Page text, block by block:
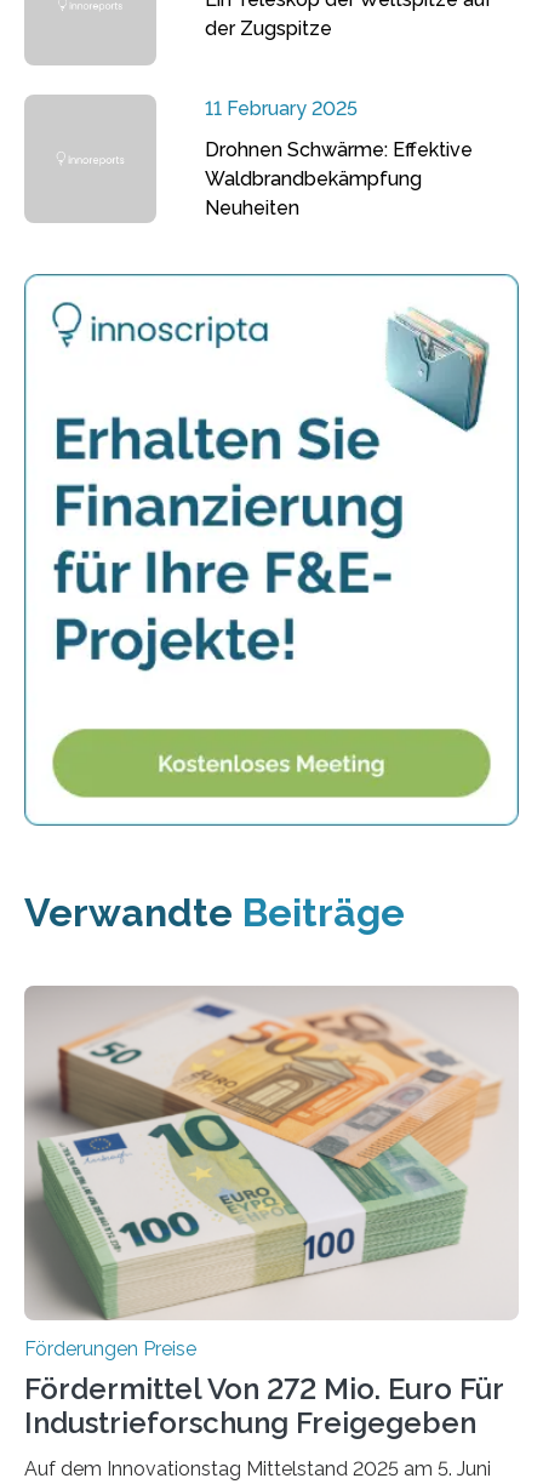
der Zugspitze
11 February 2025
Drohnen Schwärme: Effektive
Waldbrandbekämpfung
Neuheiten
Verwandte Beiträge
Förderungen Preise
Fördermittel Von 272 Mio. Euro Für
Industrieforschung Freigegeben
Auf dem Innovationstag Mittelstand 2025 am 5. Juni